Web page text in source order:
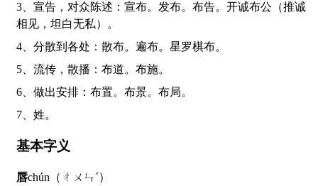
3、宣告，对众陈述：宣布。发布。布告。开诚布公（推诚
相见，坦白无私）。
4、分散到各处：散布。遍布。星罗棋布。
5、流传，散播：布道。布施。
6、做出安排：布置。布景。布局。
7、姓。
基本字义
唇chún（ㄔㄨㄣˊ）